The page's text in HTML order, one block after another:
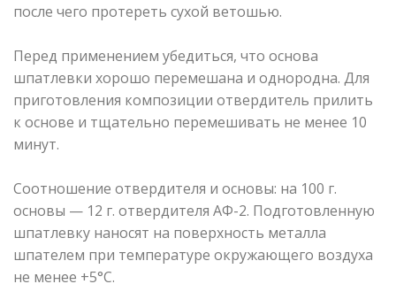
после чего протереть сухой ветошью.
Перед применением убедиться, что основа
шпатлевки хорошо перемешана и однородна. Для
приготовления композиции отвердитель прилить
к основе и тщательно перемешивать не менее 10
минут.
Соотношение отвердителя и основы: на 100 г.
основы — 12 г. отвердителя АФ-2. Подготовленную
шпатлевку наносят на поверхность металла
шпателем при температуре окружающего воздуха
не менее +5°С.